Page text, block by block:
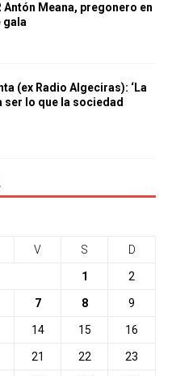
Antón Meana, pregonero en
gala
(ex Radio Algeciras): ‘La
ser lo que la sociedad
V S D
1 2
7 8 9
14 15 16
21 22 23